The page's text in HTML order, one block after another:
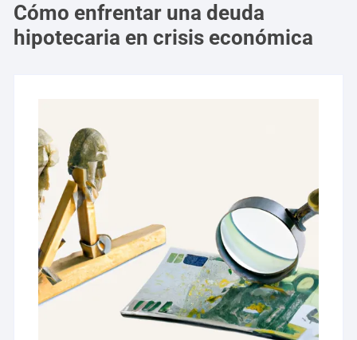
Cómo enfrentar una deuda
hipotecaria en crisis económica